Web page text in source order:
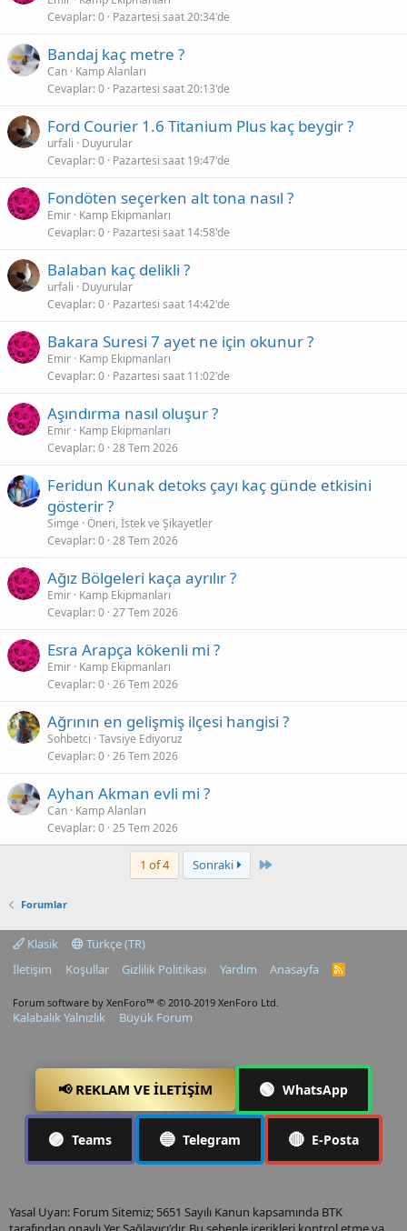
Cevaplar 0 Pazartesi saat 20:34'de
Bandaj kaç metre ?
Can Kamp Alanları
Cevaplar 0 Pazartesi saat 20:13'de
Ford Courier 1.6 Titanium Plus kaç beygir ?
urfali
Duyurular
Cevaplar 0 Pazartesi saat 19:47'de
Fondöten seçerken alt tona nasıl ?
Emir Kamp Ekipmanları
Cevaplar 0 Pazartesi saat 14:58'de
Balaban kaç delikli ?
urfali
Duyurular
Cevaplar 0 Pazartesi saat 14:42'de
Bakara Suresi 7 ayet ne için okunur ?
Emir Kamp Ekipmanları
Cevaplar 0 Pazartesi saat 11:02'de
Aşındırma nasıl oluşur ?
Emir Kamp Ekipmanları
Cevaplar 0 28 Tem 2026
Feridun Kunak detoks çayı kaç günde etkisini
gösterir ?
Simge Öneri, İstek ve Şikayetler
Cevaplar 0 28 Tem 2026
Ağız Bölgeleri kaça ayrılır ?
Emir Kamp Ekipmanları
Cevaplar 0 27 Tem 2026
Esra Arapça kökenli mi ?
Emir Kamp Ekipmanları
Cevaplar 0 26 Tem 2026
Ağrının en gelişmiş ilçesi hangisi ?
Sohbetci Tavsiye Ediyoruz
Cevaplar 0 26 Tem 2026
Ayhan Akman evli mi ?
Can Kamp Alanları
Cevaplar 0 25 Tem 2026
1 of 4 Sonraki Last
Forumlar
Klasik
Türkçe (TR)
İletişim
Koşullar Gizlilik Politikası Yardım Anasayfa
R
Forum software by XenForo™ © 2010-2019 XenForo Ltd.
Kalabalık Yalnızlık Büyük Forum
📢 REKLAM VE İLETIŞIM 🟢 WhatsApp
🟣 Teams 🔵 Telegram 🔴 E-Posta
Yasal Uyarı: Forum Sitemiz; 5651 Sayılı Kanun kapsamında BTK